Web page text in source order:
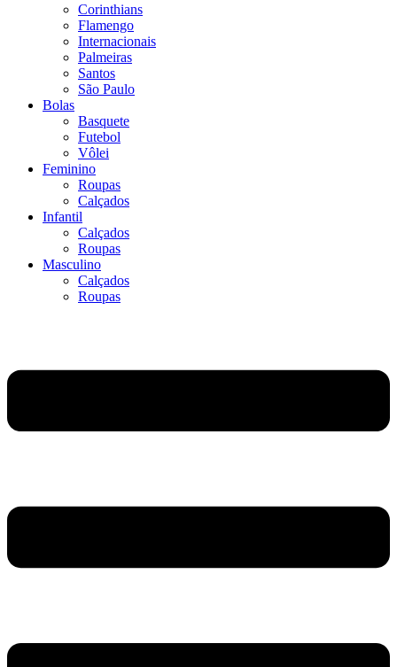
Corinthians
Flamengo
Internacionais
Palmeiras
Santos
São Paulo
Bolas
Basquete
Futebol
Vôlei
Feminino
Roupas
Calçados
Infantil
Calçados
Roupas
Masculino
Calçados
Roupas